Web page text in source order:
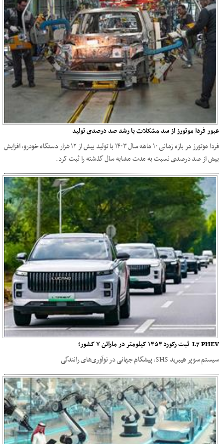
عبور فردا موتورز از سد مشکلات با رشد صد درصدی تولید
فردا موتورز در بازه زمانی ۱۰ ماهه سال ۱۴۰۳ با تولید بیش از ۱۲ هزار دستگاه خودرو، افزایش
بیش از صد درصدی نسبت به مدت مشابه سال گذشته را ثبت کرد.
L7 PHEV ثبت رکورد ۱۳۵۳ کیلومتر در ماراتن ۷ کشور؛
سیستم سوپر هیبرید SHS، پیشگام جهانی در نوآوری‌های رانندگی